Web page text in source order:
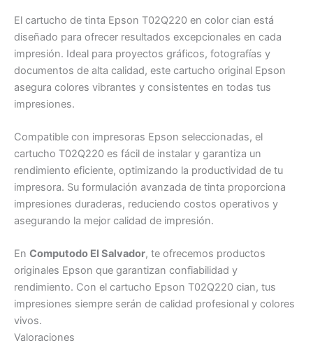
El cartucho de tinta Epson T02Q220 en color cian está
diseñado para ofrecer resultados excepcionales en cada
impresión. Ideal para proyectos gráficos, fotografías y
documentos de alta calidad, este cartucho original Epson
asegura colores vibrantes y consistentes en todas tus
impresiones.
Compatible con impresoras Epson seleccionadas, el
cartucho T02Q220 es fácil de instalar y garantiza un
rendimiento eficiente, optimizando la productividad de tu
impresora. Su formulación avanzada de tinta proporciona
impresiones duraderas, reduciendo costos operativos y
asegurando la mejor calidad de impresión.
En Computodo El Salvador, te ofrecemos productos
originales Epson que garantizan confiabilidad y
rendimiento. Con el cartucho Epson T02Q220 cian, tus
impresiones siempre serán de calidad profesional y colores
vivos.
Valoraciones